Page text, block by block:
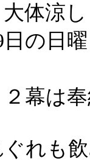
体涼
の日
幕は
れも